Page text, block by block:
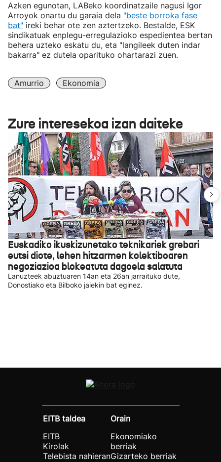
Azken egunotan, LABeko koordinatzaile nagusi Igor
Arroyok onartu du garaia dela "beste borroka fase
bat" ireki behar ote zen aztertzeko. Bestalde, ESK
sindikatuak enplegu-erregulazioko espedientea bertan
behera uzteko eskatu du, eta "langileek duten indar
bakarra" ez dutela oparituko ohartarazi zuen.
Amurrio Ekonomia
Zure interesekoa izan daiteke
Euskadiko ikuskizunetako teknikariek grebari
eutsi diote, lehen hitzarmen kolektiboaren
negoziazioa blokeatuta dagoela salatuta
Lanuzteek abuztuaren 14an eta 26an jarraituko dute,
Donostiako eta Bilboko jaiekin bat eginez.
EITB taldea
EITB
Kirolak
Telebista nahieran
Orain
Ekonomiako
berriak
Gizarteko berriak